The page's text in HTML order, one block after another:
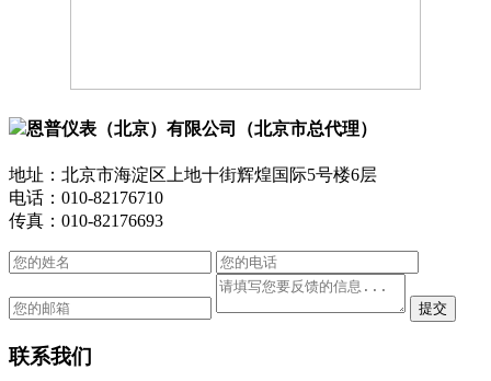
恩普仪表（北京）有限公司（北京市总代理）
地址：北京市海淀区上地十街辉煌国际5号楼6层
电话：010-82176710
传真：010-82176693
联系我们